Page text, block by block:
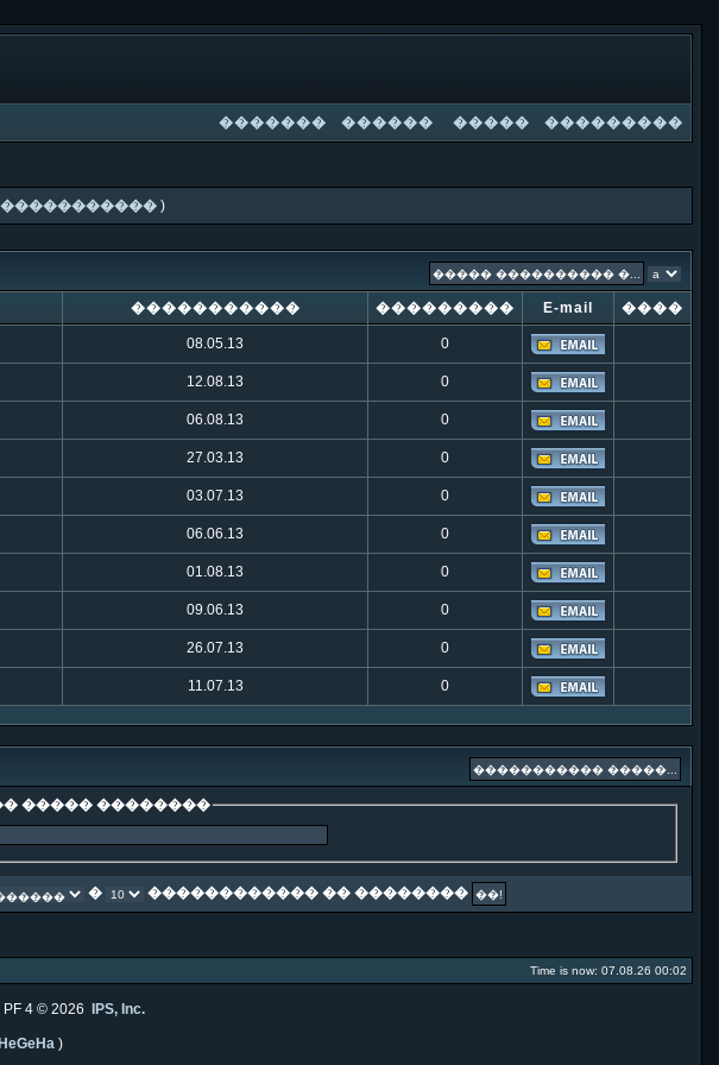
������� ������ ����� ���������
����������� )
����������� ��������� E-mail ����
08.05.13 0
12.08.13 0
06.08.13 0
27.03.13 0
03.07.13 0
06.06.13 0
01.08.13 0
09.06.13 0
26.07.13 0
11.07.13 0
����� ��������
� ������������ �� ��������
Time is now: 07.08.26 00:02
PF 4 © 2026 IPS, Inc.
)